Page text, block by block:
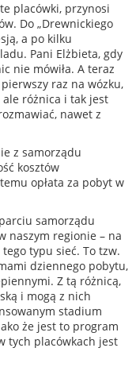
placówki, przynosi
Do „Drewnickiego
a po kilku
Pani Elżbieta, gdy
nie mówiła. A teraz
raz na wózku,
różnica i tak jest
nawet z
z samorządu
kosztów
opłata za pobyt w
samorządu
naszym regionie – na
typu sieć. To tzw.
dziennego pobytu,
Z tą różnicą,
i mogą z nich
stadium
że jest to program
tych placówkach jest